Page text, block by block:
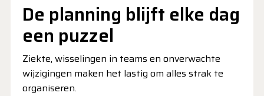
De planning blijft elke dag
een puzzel
Ziekte, wisselingen in teams en onverwachte
wijzigingen maken het lastig om alles strak te
organiseren.